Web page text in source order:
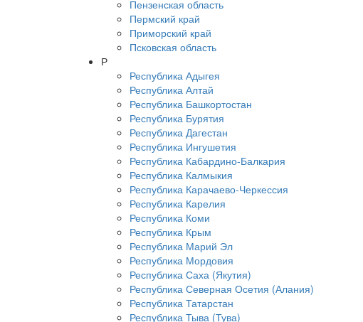
Пензенская область
Пермский край
Приморский край
Псковская область
Р
Республика Адыгея
Республика Алтай
Республика Башкортостан
Республика Бурятия
Республика Дагестан
Республика Ингушетия
Республика Кабардино-Балкария
Республика Калмыкия
Республика Карачаево-Черкессия
Республика Карелия
Республика Коми
Республика Крым
Республика Марий Эл
Республика Мордовия
Республика Саха (Якутия)
Республика Северная Осетия (Алания)
Республика Татарстан
Республика Тыва (Тува)